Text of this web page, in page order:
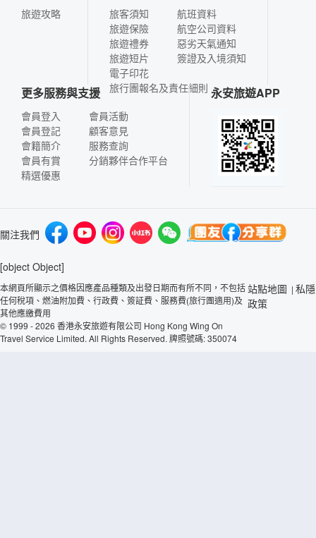
旅遊攻略
旅客須知
旅遊保險
旅遊禮券
旅遊短片
電子印花
航班資料
航空公司資料
惡劣天氣通知
簽證及入境須知
旅行團報名及責任細則
更多服務與支援
會員登入
會員登記
會籍簡介
會員有賞
精選優惠
會員活動
顧客意見
服務查詢
分銷夥伴合作平台
永安旅遊APP
關注我們
[object Object]
本網頁所顯示之價格因應產品種類及出發日期而有所不同，不包括
任何稅項、燃油附加費、行政費、簽証費、服務費(旅行團適用)及
其他應繳費用
© 1999 - 2026 香港永安旅遊有限公司 Hong Kong Wing On
Travel Service Limited. All Rights Reserved. 牌照號碼: 350074
站點地圖 | 私隱
政策